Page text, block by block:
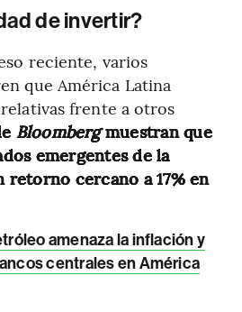
de invertir?
reciente, varios
que América Latina
frente a otros
Bloombergmuestran que
emergentes de la
retorno cercano a 17% en
amenaza la inflación y
centrales en América